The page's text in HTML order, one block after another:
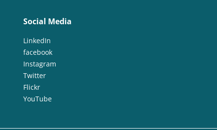
Social Media
LinkedIn
facebook
Instagram
Twitter
Flickr
YouTube